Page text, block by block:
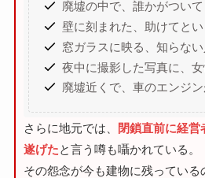
廃墟の中で、誰かがつい
壁に刻まれた、助けてと
窓ガラスに映る、知らな
夜中に撮影した写真に、
廃墟近くで、車のエンジ
さらに地元では、
閉鎖直前に経営
遂げたと言う噂も囁かれている。
その怨念が今も建物に残っている